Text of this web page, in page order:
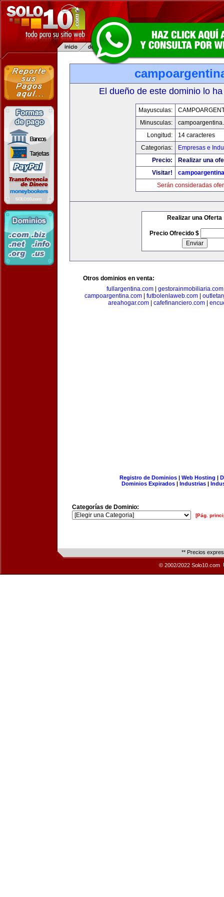
El dueño de este dominio lo
Mayusculas:
Minusculas:
Longitud:
14 caracteres
Categorias:
Empresas e
Precio:
Realizar una
Visitar!
Serán consideradas
Realizar una Oferta
Precio Ofrecido $
Otros dominios en venta:
fullargentina.com
gestorainmobiliaria.com
campoargentina.com| futbolenlaweb.com|
areahogar.com| cafefinanciero.com|
Registro de Dominios| Web Hosting |
Dominios Expirados | Industrias |
Categorías de Dominio:
[Pág.
** Precios
© 2002/2022 Solo10.com